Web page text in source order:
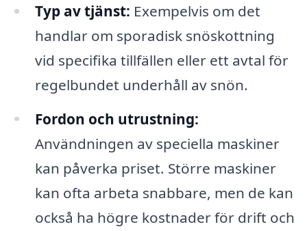
Typ av tjänst: Exempelvis om det
handlar om sporadisk snöskottning
vid specifika tillfällen eller ett avtal för
regelbundet underhåll av snön.
Fordon och utrustning:
Användningen av speciella maskiner
kan påverka priset. Större maskiner
kan ofta arbeta snabbare, men de kan
också ha högre kostnader för drift och